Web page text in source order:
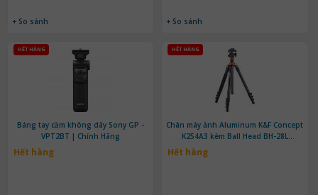
+ So sánh + So sánh
Báng tay cầm không dây Sony GP -
VPT2BT | Chính Hãng
Hết hàng
HẾT HÀNG
Chân máy ảnh Aluminum K&F Concept
K254A3 kèm Ball Head BH-28L
(KF09.089V1) | Chính Hãng
Hết hàng
HẾT HÀNG